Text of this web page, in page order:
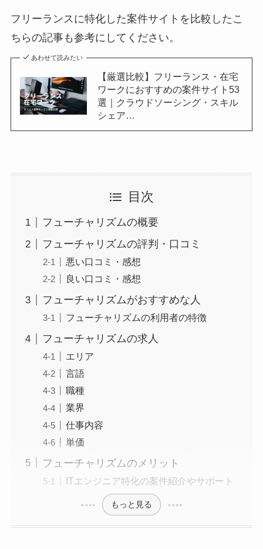
フリーランスに特化した案件サイトを比較したこ
ちらの記事も参考にしてください。
あわせて読みたい
【厳選比較】フリーランス・在宅
ワークにおすすめの案件サイト53
選｜クラウドソーシング・スキル
シェア…
目次
フューチャリズムの概要
フューチャリズムの評判・口コミ
悪い口コミ・感想
良い口コミ・感想
フューチャリズムがおすすめな人
フューチャリズムの利用者の特徴
フューチャリズムの求人
エリア
言語
職種
業界
仕事内容
単価
フューチャリズムのメリット
ITエンジニア特化の案件紹介やサポート
もっと見る